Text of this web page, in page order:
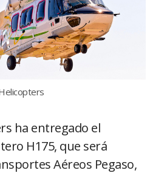
ha entregado el
H175, que será
Aéreos Pegaso,